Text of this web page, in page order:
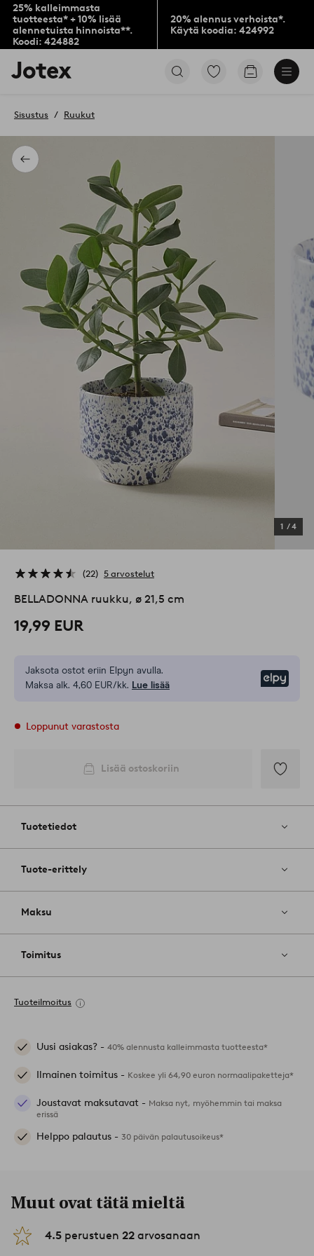
25% kalleimmasta
tuotteesta* + 10% lisää
alennetuista hinnoista**.
Koodi: 424882
20% alennus verhoista*.
Käytä koodia: 424992
Jotex-
logo
aloitussivulle
Siirry
Siirry
Takaisin
Sisustus Ruukut
1 /4
22 5 arvostelut
BELLADONNA ruukku, ø 21,5 cm
19,99 EUR
Jaksota ostot eriin Elpyn avulla.
Maksa alk. 4,60 EUR/kk. Lue lisää
Loppunut varastosta
Lisää ostoskoriin
Tuotetiedot
Tuote-erittely
Maksu
Toimitus
Tuoteilmoitus
Uusi asiakas? - 40% alennusta kalleimmasta tuotteesta*
Ilmainen toimitus - Koskee yli 64,90 euron normaalipaketteja*
Joustavat maksutavat - Maksa nyt, myöhemmin tai maksa
erissä
Helppo palautus - 30 päivän palautusoikeus*
Muut ovat tätä mieltä
4.5 perustuen 22 arvosanaan